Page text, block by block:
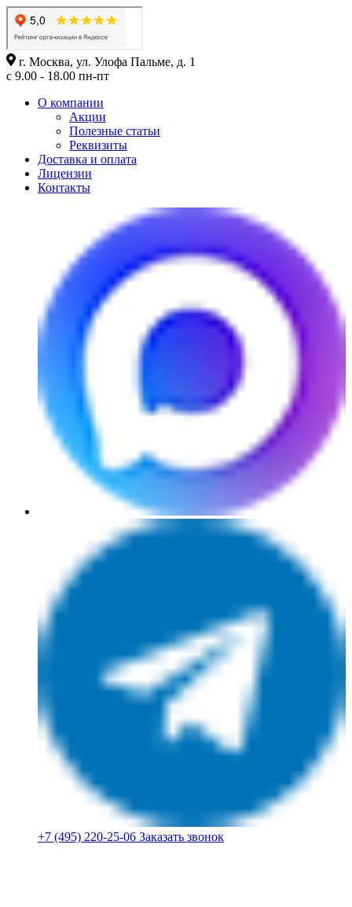
г. Москва, ул. Улофа Пальме, д. 1
с 9.00 - 18.00 пн-пт
О компании
Акции
Полезные статьи
Реквизиты
Доставка и оплата
Лицензии
Контакты
+7 (495) 220-25-06 Заказать звонок